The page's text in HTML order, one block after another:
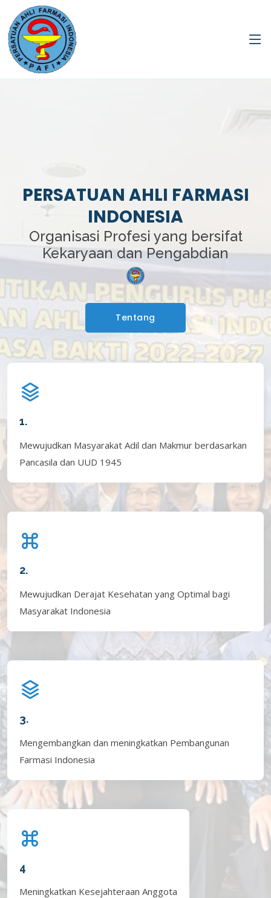
PERSATUAN AHLI FARMASI
INDONESIA
Organisasi Profesi yang bersifat
Kekaryaan dan Pengabdian
Tentang
1.
Mewujudkan Masyarakat Adil dan Makmur berdasarkan
Pancasila dan UUD 1945
2.
Mewujudkan Derajat Kesehatan yang Optimal bagi
Masyarakat Indonesia
3.
Mengembangkan dan meningkatkan Pembangunan
Farmasi Indonesia
4
Meningkatkan Kesejahteraan Anggota